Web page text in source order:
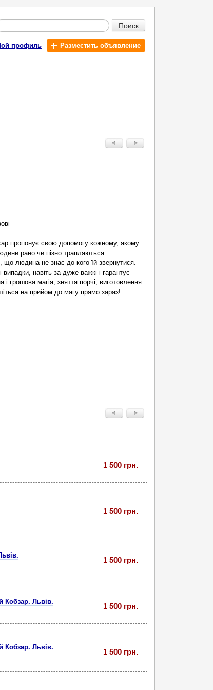
Поиск
профиль Разместить объявление
пропонує свою допомогу кожному, якому
рано чи пізно трапляються
що людина не знає до кого їй звернутися.
випадки, навіть за дуже важкі і гарантує
грошова магія, зняття порчі, виготовлення
на прийом до магу прямо зараз!
1 500 грн.
1 500 грн.
1 500 грн.
Кобзар. Львів.
1 500 грн.
Кобзар. Львів.
1 500 грн.